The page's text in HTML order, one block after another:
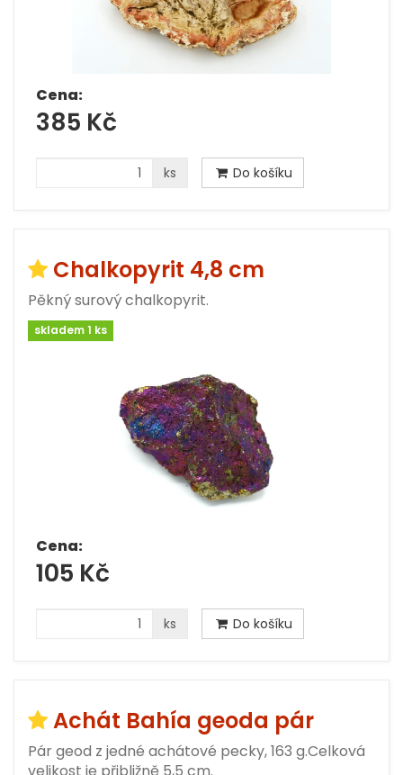
Cena:
385 Kč
ks Do košíku
Chalkopyrit 4,8 cm
Pěkný surový chalkopyrit.
skladem 1 ks
Cena:
105 Kč
ks Do košíku
Achát Bahía geoda pár
Pár geod z jedné achátové pecky, 163 g.Celková